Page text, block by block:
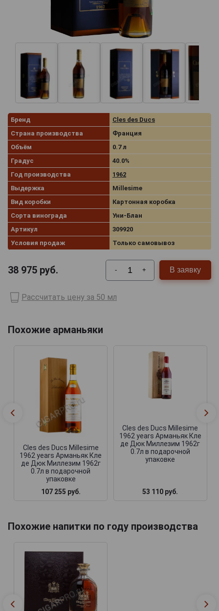
Бренд
Cles des Ducs
Страна производства
Франция
Объём
0.7 л
Градус
40.0%
Год производства
1962
Выдержка
Millesime
Вид коробки
Картонная коробка
Сорта винограда
Уни-Блан
Артикул
309920
Условия продаж
Только самовывоз
38 975 руб. - + В заявку
Рассчитать цену за 50 мл
Похожие арманьяки
Cles des Ducs Millesime
1962 years Арманьяк Кле
де Дюк Миллезим 1962г
0.7л в подарочной
упаковке
107 255 руб.
Cles des Ducs Millesime
1962 years Арманьяк Кле
де Дюк Миллезим 1962г
0.7л в подарочной
упаковке
53 110 руб.
Похожие напитки по году производства